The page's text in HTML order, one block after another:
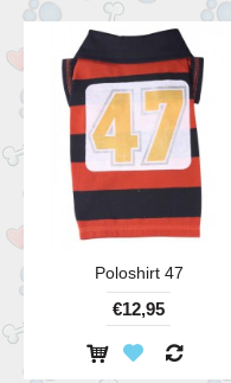
Poloshirt 47
€12,95